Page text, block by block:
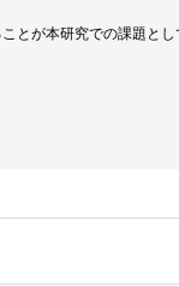
とが本研究での課題と